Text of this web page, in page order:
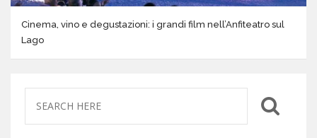
Cinema, vino e degustazioni: i grandi film nell’Anfiteatro sul
Lago